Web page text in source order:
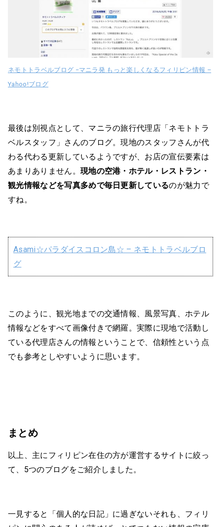
ネモトトラベルブログ −マニラ発 もっと楽しくなるフィリピン情報 –
Yahoo!ブログ
最後は別視点として、マニラの旅行代理店「ネモトトラ
ベルスタッフ」さんのブログ。現地のスタッフさんが代
わる代わる更新しているようですが、お店の宣伝要素は
あまりありません。 現地の空港・ホテル・レストラン・
観光情報などを写真多めで毎日更新しているのが魅力で
すね。
Asami☆パラダイスコロン島☆ – ネモトトラベルブロ
グ
このように、観光地までの交通情報、風景写真、ホテル
情報などをすべて画像付きで網羅。実際に現地で活動し
ている代理店さんの情報ということで、信頼性という点
でも参考としやすいように思います。
まとめ
以上、主にフィリピン在住の方が運営するサイトに絞っ
て、5つのブログをご紹介しました。
一見すると「個人的な日記」に過ぎないそれも、フィリ